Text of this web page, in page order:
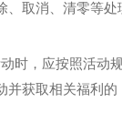
、取消、清零等
时，应按照活动
并获取相关福利